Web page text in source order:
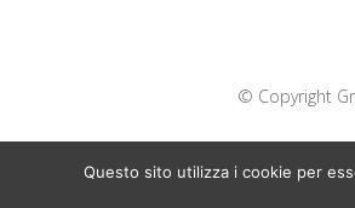
© Copyright
Questo sito utilizza i cookie per